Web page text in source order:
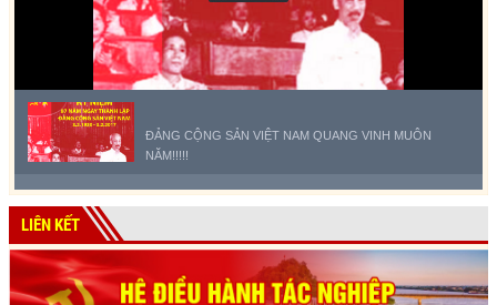
ĐẢNG CỘNG SẢN VIỆT NAM QUANG VINH MUÔN
NĂM!!!!!
LIÊN KẾT